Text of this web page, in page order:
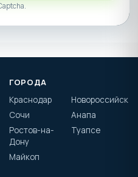
ГОРОДА
Краснодар
Новороссийск
Сочи
Анапа
Ростов-на-
Дону
Туапсе
Майкоп